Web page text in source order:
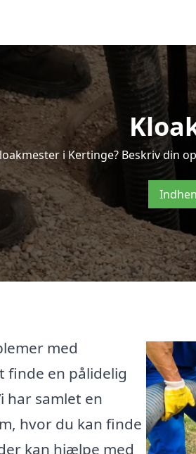
i Kertinge? Beskriv din
med
finde en pålidelig
har samlet en
hvor du kan finde
kan hjælpe med